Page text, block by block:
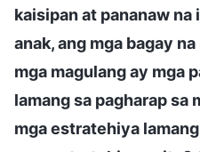
kaisipan at pananaw na
anak, ang mga bagay
mga magulang ay mga
lamang sa pagharap sa
mga estratehiya